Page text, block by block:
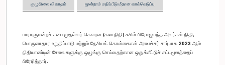
குழுநிலை விவாதம் மூன்றாம் மதிப்பீடு மீதான வாக்கெடுப்பு
பாராளுமன்றச் சபை முதல்வர் கௌரவ (கலாநிதி) சுசில் பிரேமஜயந்த அவர்கள் நிதி,
பொருளாதார உறுதிப்பாடு மற்றும் தேசியக் கொள்கைகள் அமைச்சர் சார்பாக 2023 ஆம்
நிதியாண்டின் சேவைகளுக்கு ஒழுங்கு செய்வதற்கான ஒதுக்கீட்டுச் சட்டமூலத்தைப்
பிரேரித்தார்.